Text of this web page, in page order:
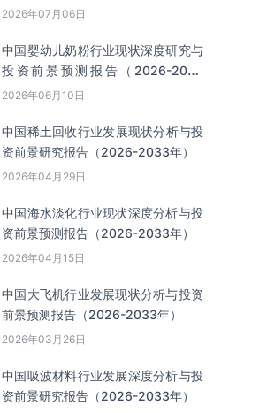
2026年07月06日
中国婴幼儿奶粉行业现状深度研究与
投资前景预测报告（2026-2033
年）
2026年06月10日
中国‌‌稀土回收‌‌行业发展现状分析与投
资前景研究报告（2026-2033年）
2026年04月29日
中国海水淡化行业现状深度分析与投
资前景预测报告（2026-2033年）
2026年04月15日
中国大飞机行业发展现状分析与投资
前景预测报告（2026-2033年）
2026年03月26日
中国吸波材料行业发展深度分析与投
资前景研究报告（2026-2033年）